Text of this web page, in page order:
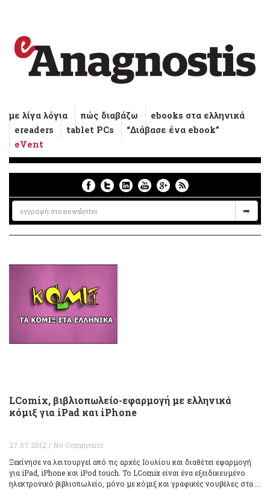
με λίγα λόγια πώς διαβάζω
ebooks στα ελληνικά
ereaders
tablet PCs
“Διάβασε ένα ebook”
eVent
LComix, βιβλιοπωλείο-εφαρμογή με ελληνικά
κόμιξ για iPad και iPhone
27.07.2012 / No Comments
Ξεκίνησε να λειτουργεί από τις αρχές Ιουλίου και διαθέτει εφαρμογή
για iPad, iPhone και iPod touch. Το LComix είναι ένα εξειδικευμένο
ηλεκτρονικό βιβλιοπωλείο, μόνο με κόμιξ και γραφικές νουβέλες στα ...